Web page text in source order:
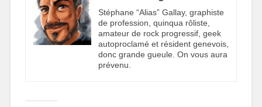
Stéphane “Alias” Gallay, graphiste
de profession, quinqua rôliste,
amateur de rock progressif, geek
autoproclamé et résident genevois,
donc grande gueule. On vous aura
prévenu.